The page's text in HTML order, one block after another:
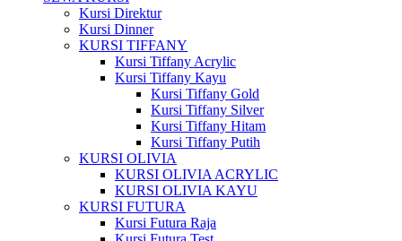
Kursi Direktur
Kursi Dinner
KURSI TIFFANY
Kursi Tiffany Acrylic
Kursi Tiffany Kayu
Kursi Tiffany Gold
Kursi Tiffany Silver
Kursi Tiffany Hitam
Kursi Tiffany Putih
KURSI OLIVIA
KURSI OLIVIA ACRYLIC
KURSI OLIVIA KAYU
KURSI FUTURA
Kursi Futura Raja